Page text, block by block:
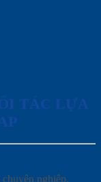
TÁC LỰA
nghiệp,